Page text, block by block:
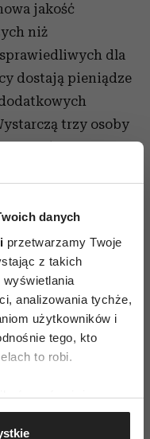
danych
przetwarzamy Twoje
z takich
analizowania tychże,
użytkowników i
tego, kto
to robi.
również:
Twojej lokalizacji
do kilku metrów
jakość
niż
dla
dostają pieniądze
trzy osoby
produktów
pieczywo,
płacić za ich
wiedzą, że tak
nie da się
dystrybucji
wspólnego
odbioru,
Chętnie
w tej materii